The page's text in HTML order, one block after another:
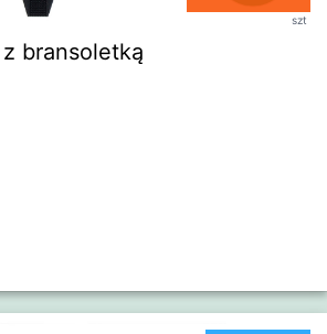
szt
bransoletką